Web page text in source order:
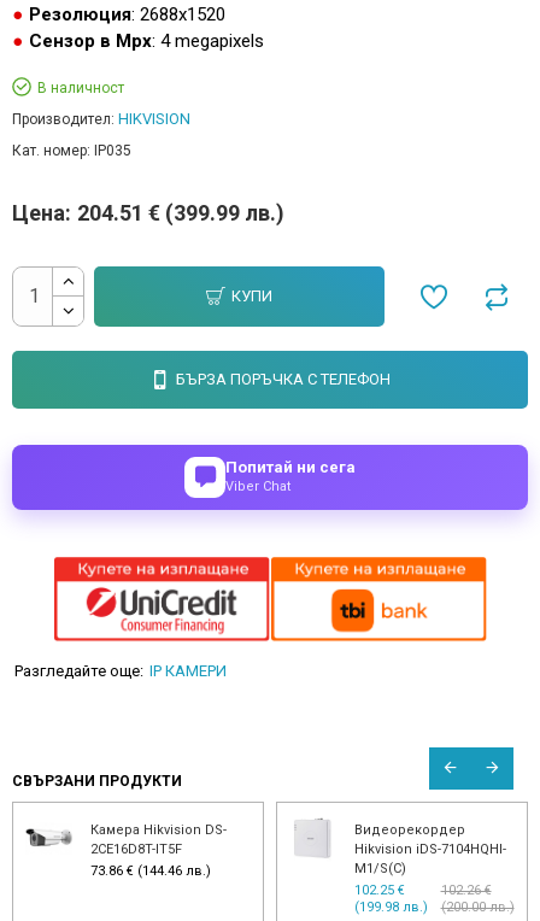
Резолюция: 2688x1520
Сензор в Mpx: 4 megapixels
В наличност
Производител: HIKVISION
Кат. номер: IP035
Цена: 204.51 € (399.99 лв.)
КУПИ
БЪРЗА ПОРЪЧКА С ТЕЛЕФОН
Попитай ни сега
Viber Chat
Разгледайте още: IP КАМЕРИ
СВЪРЗАНИ ПРОДУКТИ
Камера Hikvision DS-
2CE16D8T-IT5F
73.86 € (144.46 лв.)
Видеорекордер
Hikvision iDS-7104HQHI-
M1/S(C)
102.25 €
(199.98 лв.)
102.26 €
(200.00 лв.)